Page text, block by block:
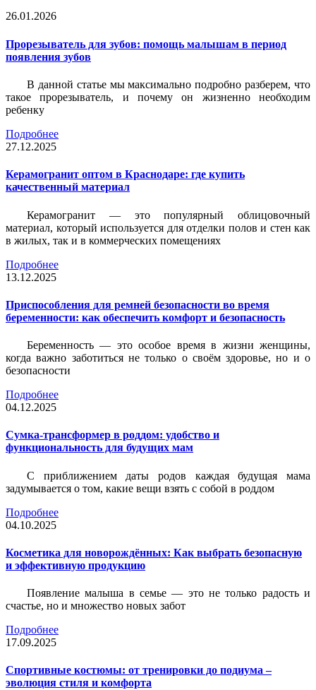
26.01.2026
Прорезыватель для зубов: помощь малышам в период
появления зубов
В данной статье мы максимально подробно разберем, что
такое прорезыватель, и почему он жизненно необходим
ребенку
Подробнее
27.12.2025
Керамогранит оптом в Краснодаре: где купить
качественный материал
Керамогранит — это популярный облицовочный
материал, который используется для отделки полов и стен как
в жилых, так и в коммерческих помещениях
Подробнее
13.12.2025
Приспособления для ремней безопасности во время
беременности: как обеспечить комфорт и безопасность
Беременность — это особое время в жизни женщины,
когда важно заботиться не только о своём здоровье, но и о
безопасности
Подробнее
04.12.2025
Сумка-трансформер в роддом: удобство и
функциональность для будущих мам
С приближением даты родов каждая будущая мама
задумывается о том, какие вещи взять с собой в роддом
Подробнее
04.10.2025
Косметика для новорождённых: Как выбрать безопасную
и эффективную продукцию
Появление малыша в семье — это не только радость и
счастье, но и множество новых забот
Подробнее
17.09.2025
Спортивные костюмы: от тренировки до подиума –
эволюция стиля и комфорта